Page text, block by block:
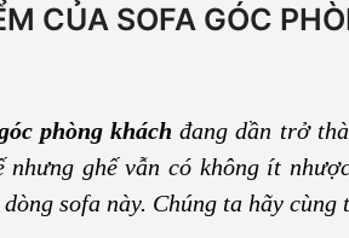
CỦA SOFA GÓC
phòng khách đang dần trở
nhưng ghế vẫn có không ít
sofa này. Chúng ta hãy